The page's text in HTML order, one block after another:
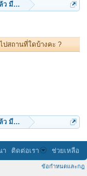
ว มีข้อห้ามไปสถานที่ใดบ้างค
สถานที่ใดบ้างคะ ?
ว มีข้อห้ามไปสถานที่ใดบ้างค
า ติดต่อเรา ช่วยเหลือ
ข้อกำหนดและกฎ